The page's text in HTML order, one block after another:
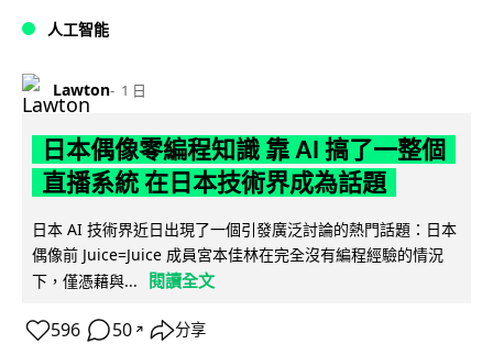
人工智能
Lawton 1 日
日本偶像零編程知識 靠 AI 搞了一整個
直播系統 在日本技術界成為話題
日本 AI 技術界近日出現了一個引發廣泛討論的熱門話題：日本
偶像前 Juice=Juice 成員宮本佳林在完全沒有編程經驗的情況
下，僅憑藉與...
閱讀全文
596 50 ↗ 分享